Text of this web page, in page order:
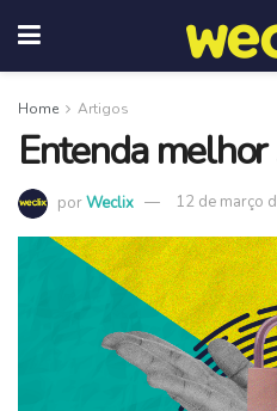
Home Artigos
Entenda
porWeclix 12 de março